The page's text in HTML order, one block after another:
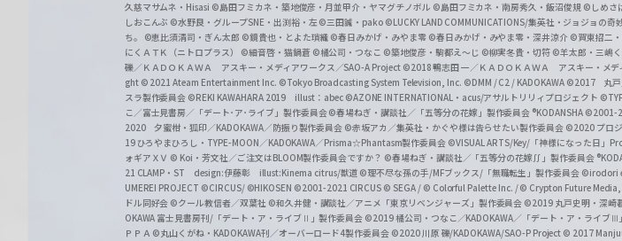
久慈マサムネ・Hisasi ©島田フミカネ・築地俊彦・月並甲介・ヤマグチノボル ©島田フミカネ・南房秀久・飯沼俊規 ©しめさ
しおこんぶ ©水野良・グループSNE・出渕裕・左©三田誠・pako ©LUCKY LAND COMMUNICATIONS/集英社・ジョジョの奇
ち。
©恵比須清司・ぎん太郎 ©鏡貴也・とよた瑣織 ©春日みかげ・みやま零 ©春日みかげ・みやま零・深井涼介 ©賀東招二
にくＡＴＫ（ニトロプラス） ©細音啓・猫鍋蒼 ©橘公司・つなこ ©築地俊彦・駒都え～じ ©柳実冬貴・切符 ©羊太郎・三嶋
礫／ＫＡＤＯＫＡＷＡ アスキー・メディアワークス／SAO-A Project ©2018 鴨志田 一／ＫＡＤＯＫＡＷＡ アスキー・メデ
ght © 2021 Ateam Entertainment Inc. ©Tokyo Broadcasting System Television, Inc. ©DMM / C2 / KADOKAWA ©2017 丸戸
スラ製作委員会 ©REKI KAWAHARA 2019 illust：abec ©AZONE INTERNATIONAL・acus/アサルトリリィプロジェクト
こ／富士見書房／「デート･ア･ライブ」製作委員会©春場ねぎ・講談社／「五等分の花嫁」製作委員会 ®KODANSHA ©2001-
2020 夕蜜柑・狐印／KADOKAWA／防振り製作委員会 ©赤坂アカ／集英社・かぐや様は告らせたい製作委員会 ©2020 プロ
19 ひろやまひろし・TYPE-MOON／KADOKAWA／Prisma☆Phantasm製作委員会 ©VISUAL ARTS/Key/「神様になった日」
ォギアＸＶ © Koi・芳文社／ご注文はBLOOM製作委員会ですか？ ©春場ねぎ・講談社／「五等分の花嫁∬」製作委員会
21 CLAMP・ST design:伊藤彰 illust:Kinema citrus/獣道 ©理不尽な孫の手/MFブックス/「無職転生」製作委員会 ©irodori
UMEREI PROJECT ©CIRCUS/ ©HIKOSEN ©2001-2021 CIRCUS © SEGA / © Colorful Palette Inc. / © Crypton Future
ドル同好会 ©クール教信者／双葉社 ©和久井健・講談社／アニメ「東京リベンジャーズ」製作委員会 ©2019 丸戸史明・深崎
OKAWA 富士見書房刊/「デート・ア・ライブⅡ」製作委員会 ©2019 橘公司・つなこ／KADOKAWA／「デート・ア・ライブⅢ
ＰＰＡ ©丸山くがね・KADOKAWA刊／オーバーロード4製作委員会 ©2020 川原 礫/KADOKAWA/SAO-P Project © 2017